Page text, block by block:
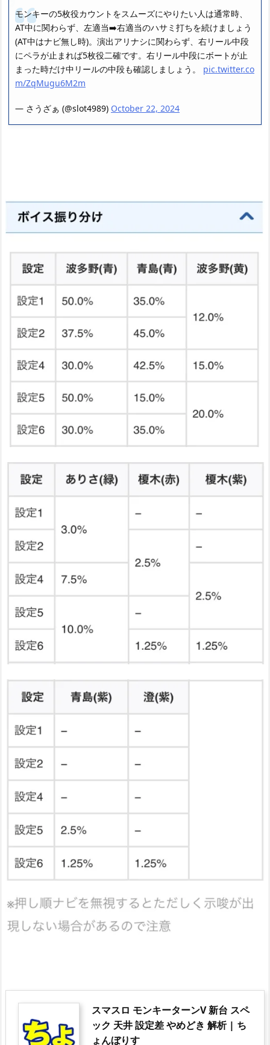
モンキーの5枚役カウントをスムーズにやりたい人は通常時、
AT中に関わらず、左適当➡️右適当のハサミ打ちを続けましょう
(AT中はナビ無し時)。演出アリナシに関わらず、右リール中段
にペラが止まれば5枚役二確です。右リール中段にボートが止
まった時だけ中リールの中段も確認しましょう。 pic.twitter.co
m/ZqMugu6M2m
— さうざぁ (@slot4989) October 22, 2024
スマスロ モンキーターンV 新台 スペ
ック 天井 設定差 やめどき 解析 | ち
ょんぼりす